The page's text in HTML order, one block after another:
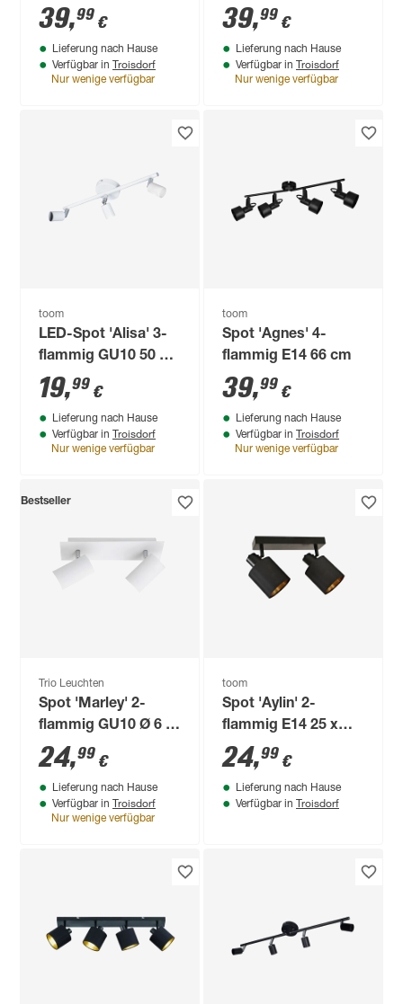
22 x 12 cm
39,99 €
Lieferung nach Hause
Verfügbar in Troisdorf
Nur wenige verfügbar
13,5 cm
39,99 €
Lieferung nach Hause
Verfügbar in Troisdorf
Nur wenige verfügbar
toom
LED-Spot 'Alisa' 3-
flammig GU10 50 W
38,5 x 10 cm
19,99 €
Lieferung nach Hause
Verfügbar in Troisdorf
Nur wenige verfügbar
toom
Spot 'Agnes' 4-
flammig E14 66 cm
39,99 €
Lieferung nach Hause
Verfügbar in Troisdorf
Nur wenige verfügbar
Bestseller
Trio Leuchten
Spot 'Marley' 2-
flammig GU10 Ø 6 x
30 x 15 x 9 cm
24,99 €
Lieferung nach Hause
Verfügbar in Troisdorf
Nur wenige verfügbar
toom
Spot 'Aylin' 2-
flammig E14 25 x
15,5 cm
24,99 €
Lieferung nach Hause
Verfügbar in Troisdorf